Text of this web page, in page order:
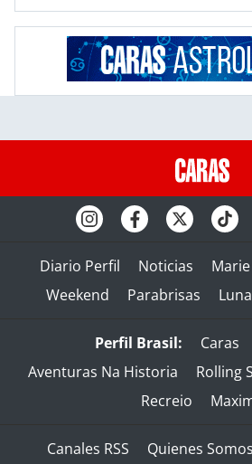
Diario Perfil Noticias
Weekend
Parabrisas
Perfil Brasil: Caras
Aventuras Na Historia
Rolling
Recreio
Canales RSS Quienes Somos